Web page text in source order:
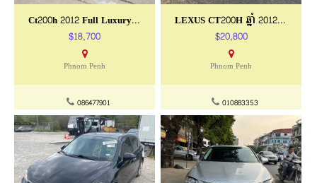
Ct200h 2012 Full Luxury ក្នុងCherry
$18,700
Phnom Penh
086477901
LEXUS CT200H ឆ្នាំ 2012 Full Option
$20,800
Phnom Penh
010883353